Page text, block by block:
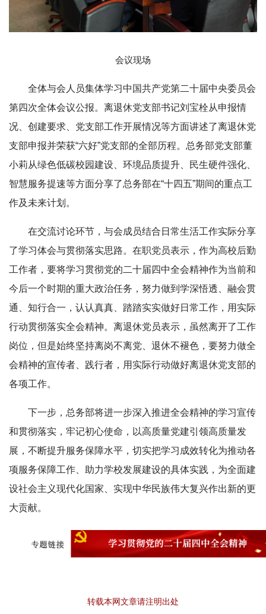
会议现场
全体与会人员集体学习中国共产党第二十届中央委员会
第四次全体会议公报。离退休党支部书记刘宝栓从申报情
况、创建要求、党支部工作开展情况等方面讲述了离退休党
支部申报并荣获“六好”党支部的全部历程。总务部党支部董
小莉从绿色低碳校园建设、环境品质提升、民生硬件强化、
智慧服务提速等方面分享了总务部在“十四五”期间的重点工
作及未来计划。
在交流讨论环节，与会成员结合日常生活工作实际分享
了学习体会与贯彻落实思路。在职党员表示，作为高校后勤
工作者，要将学习贯彻党的二十届四中全会精神作为当前和
今后一个时期的重大政治任务，努力做到学深悟透、融会贯
通、知行合一，认认真真、踏踏实实做好日常工作，用实际
行动贯彻落实全会精神。离退休党员表示，虽然离开了工作
岗位，但是始终坚持离岗不离党、退休不褪色，要努力做全
会精神的宣传者、践行者，用实际行动做好离退休党支部的
各项工作。
下一步，总务部将进一步深入推进全会精神的学习宣传
和贯彻落实，牢记初心使命，以高质量党建引领高质量发
展，不断提升服务保障水平，切实把学习成效转化为推动各
项服务保障工作、助力学校发展建设的具体实践，为全面建
设社会主义现代化国家、实现中华民族伟大复兴作出新的更
大贡献。
转载本网文章请注明出处